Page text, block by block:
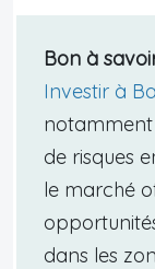
Bon à
Investir à
de risques
le marché
dans les